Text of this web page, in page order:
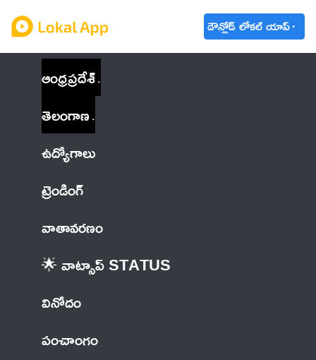
డౌన్లోడ్ లోకల్ యాప్
ఆంధ్రప్రదేశ్
తెలంగాణ
ఉద్యోగాలు
ట్రెండింగ్
వాతావరణం
🌟 వాట్సాప్ STATUS
వినోదం
పంచాంగం